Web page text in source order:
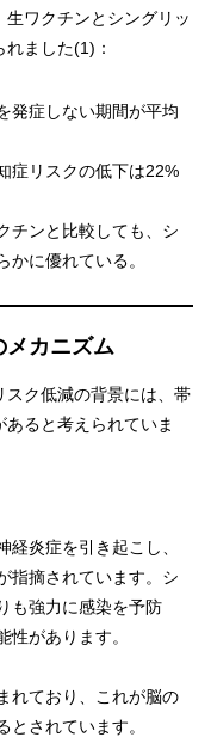
ワクチンとシングリッ
ました(1)：
発症しない期間が平均
症リスクの低下は22%
チンと比較しても、シ
かに優れている。
メカニズム
スク低減の背景には、帯
ると考えられていま
炎症を引き起こし、
指摘されています。シ
も強力に感染を予防
性があります。
れており、これが脳の
されています。